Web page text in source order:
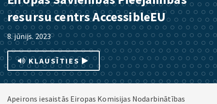
resursu centrs AccessibleEU
8. jūnijs. 2023
KLAUSĪTIES
Apeirons iesaistās Eiropas Komisijas Nodarbinātības